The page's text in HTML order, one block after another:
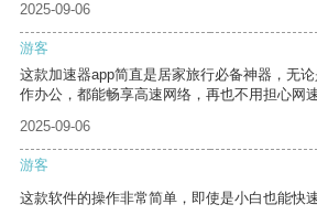
2025-09-06
游客
这款加速器app简直是居家旅行必备神器，无
作办公，都能畅享高速网络，再也不用担心网速
2025-09-06
游客
这款软件的操作非常简单，即使是小白也能快速